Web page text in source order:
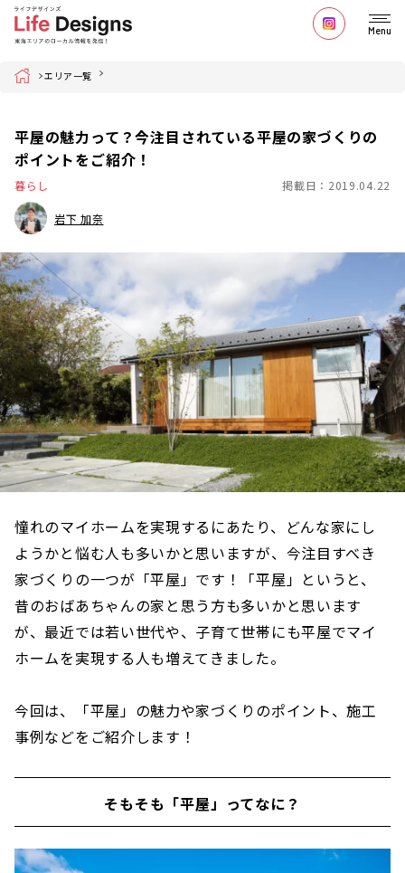
Menu
Home エリア一覧
平屋の魅力って？今注目されている平屋の家づくりの
ポイントをご紹介！
暮らし 掲載日：2019.04.22
岩下 加奈
憧れのマイホームを実現するにあたり、どんな家にし
ようかと悩む人も多いかと思いますが、今注目すべき
家づくりの一つが「平屋」です！「平屋」というと、
昔のおばあちゃんの家と思う方も多いかと思います
が、最近では若い世代や、子育て世帯にも平屋でマイ
ホームを実現する人も増えてきました。
今回は、「平屋」の魅力や家づくりのポイント、施工
事例などをご紹介します！
そもそも「平屋」ってなに？